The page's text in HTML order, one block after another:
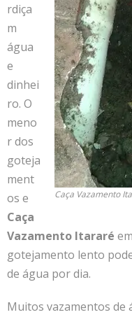
Caça Vazamento
rdiça
m
água
e
dinhei
ro. O
meno
r dos
goteja
ment
os e
Caça
Vazamento Itararé
gotejamento lento
de água por dia.
Muitos vazamentos de